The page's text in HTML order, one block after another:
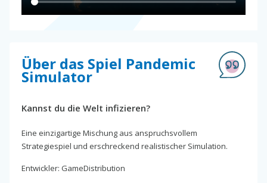
Über das Spiel Pandemic
Simulator
Kannst du die Welt infizieren?
Eine einzigartige Mischung aus anspruchsvollem
Strategiespiel und erschreckend realistischer Simulation.
Entwickler: GameDistribution